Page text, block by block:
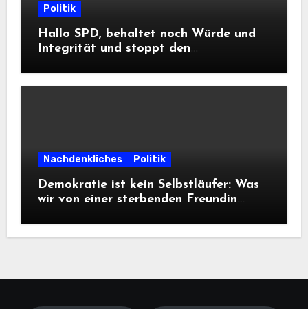
Politik
Hallo SPD, behaltet noch Würde und
Integrität und stoppt den
Informationsfreiheit!
Nachdenkliches Politik
Demokratie ist kein Selbstläufer: Was
wir von einer sterbenden Freundin